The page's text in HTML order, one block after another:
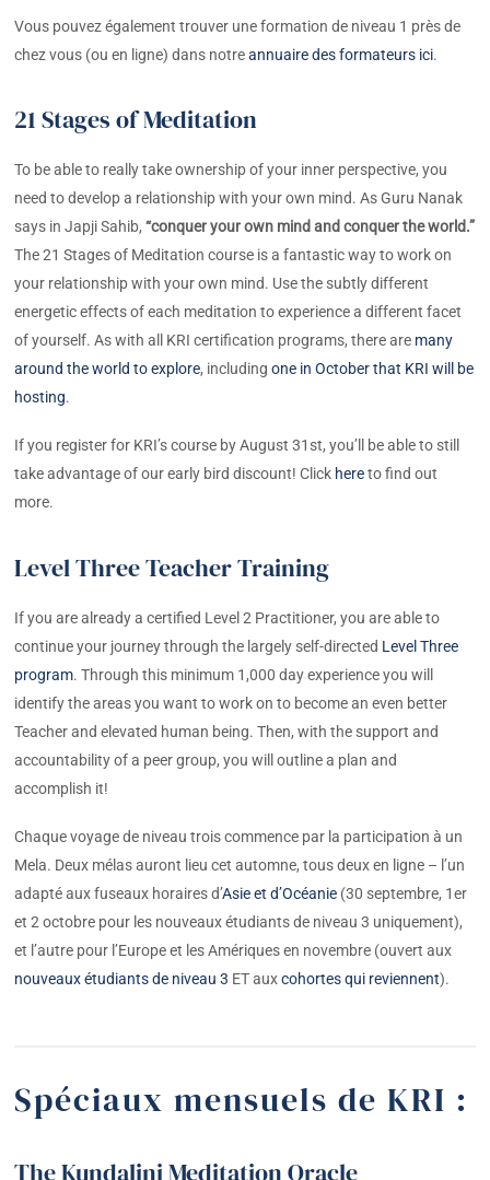
Vous pouvez également trouver une formation de niveau 1 près de
chez vous (ou en ligne) dans notreannuaire des formateurs ici.
21 Stages of Meditation
To be able to really take ownership of your inner perspective, you
need to develop a relationship with your own mind. As Guru Nanak
says in Japji Sahib,“conquer your own mind and conquer the world.”
The 21 Stages of Meditation course is a fantastic way to work on
your relationship with your own mind. Use the subtly different
energetic effects of each meditation to experience a different facet
of yourself. As with all KRI certification programs, there are many
around the world to explore, includingone in October that KRI will be
hosting.
If you register for KRI’s course by August 31st, you’ll be able to still
take advantage of our early bird discount! Click hereto find out
more.
Level Three Teacher Training
If you are already a certified Level 2 Practitioner, you are able to
continue your journey through the largely self-directed Level Three
program. Through this minimum 1,000 day experience you will
identify the areas you want to work on to become an even better
Teacher and elevated human being. Then, with the support and
accountability of a peer group, you will outline a plan and
accomplish it!
Chaque voyage de niveau trois commence par la participation à un
Mela. Deux mélas auront lieu cet automne, tous deux en ligne – l’un
adapté aux fuseaux horaires d’Asie et d’Océanie (30 septembre, 1er
et 2 octobre pour les nouveaux étudiants de niveau 3 uniquement),
et l’autre pour l’Europe et les Amériques en novembre (ouvert aux
nouveaux étudiants de niveau 3 ET auxcohortes qui reviennent).
Spéciaux mensuels de KRI :
The Kundalini Meditation Oracle